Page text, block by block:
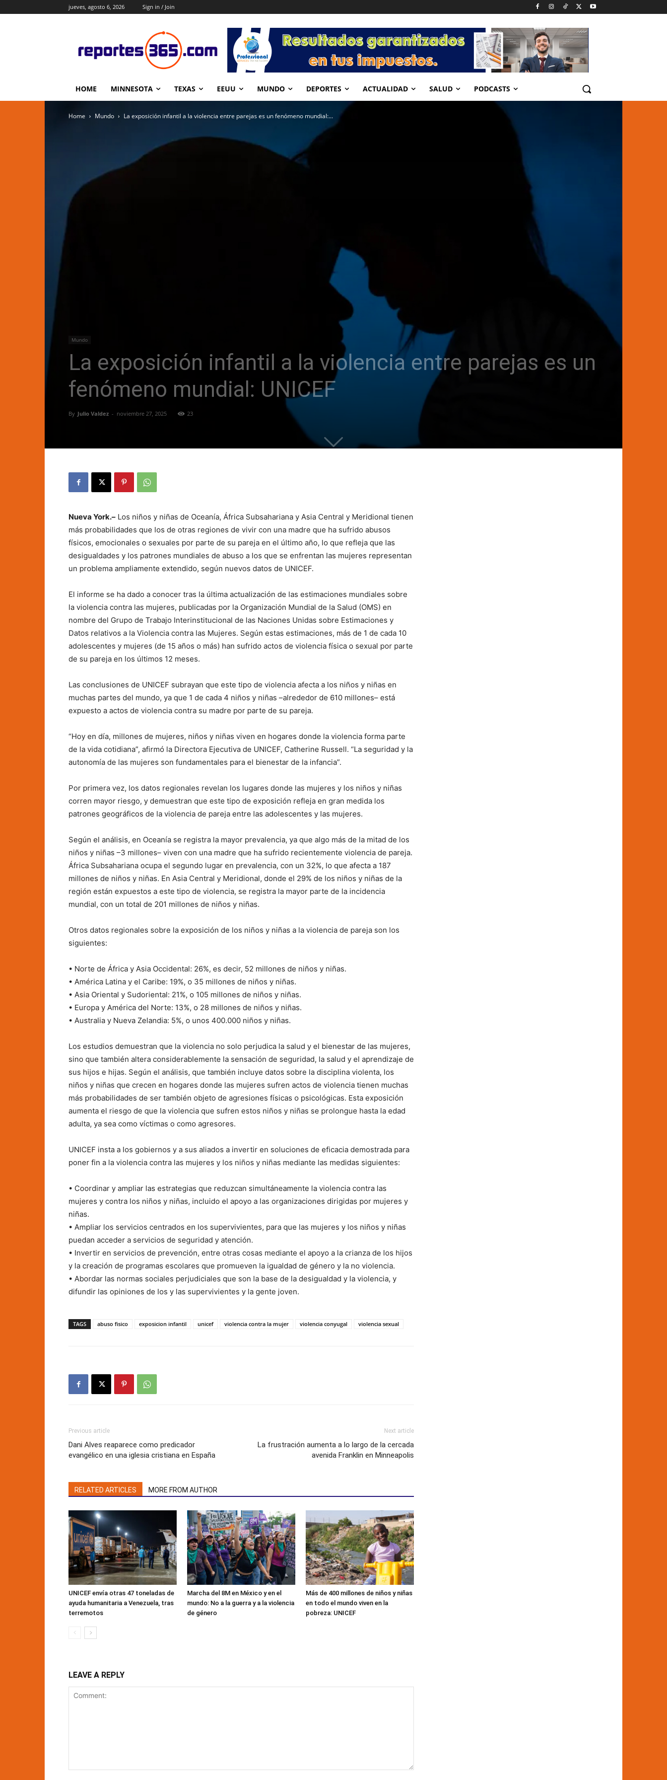
jueves, agosto 6, 2026 Sign in / Join
HOME MINNESOTA TEXAS EEUU MUNDO DEPORTES ACTUALIDAD SALUD PODCASTS
Home Mundo La exposición infantil a la violencia entre parejas es un fenómeno mundial:...
Mundo
La exposición infantil a la violencia entre parejas es un
fenómeno mundial: UNICEF
By Julio Valdez - noviembre 27, 2025 23
Nueva York.– Los niños y niñas de Oceanía, África Subsahariana y Asia Central y Meridional tienen
más probabilidades que los de otras regiones de vivir con una madre que ha sufrido abusos
físicos, emocionales o sexuales por parte de su pareja en el último año, lo que refleja que las
desigualdades y los patrones mundiales de abuso a los que se enfrentan las mujeres representan
un problema ampliamente extendido, según nuevos datos de UNICEF.
El informe se ha dado a conocer tras la última actualización de las estimaciones mundiales sobre
la violencia contra las mujeres, publicadas por la Organización Mundial de la Salud (OMS) en
nombre del Grupo de Trabajo Interinstitucional de las Naciones Unidas sobre Estimaciones y
Datos relativos a la Violencia contra las Mujeres. Según estas estimaciones, más de 1 de cada 10
adolescentes y mujeres (de 15 años o más) han sufrido actos de violencia física o sexual por parte
de su pareja en los últimos 12 meses.
Las conclusiones de UNICEF subrayan que este tipo de violencia afecta a los niños y niñas en
muchas partes del mundo, ya que 1 de cada 4 niños y niñas –alrededor de 610 millones– está
expuesto a actos de violencia contra su madre por parte de su pareja.
“Hoy en día, millones de mujeres, niños y niñas viven en hogares donde la violencia forma parte
de la vida cotidiana”, afirmó la Directora Ejecutiva de UNICEF, Catherine Russell. “La seguridad y la
autonomía de las mujeres son fundamentales para el bienestar de la infancia”.
Por primera vez, los datos regionales revelan los lugares donde las mujeres y los niños y niñas
corren mayor riesgo, y demuestran que este tipo de exposición refleja en gran medida los
patrones geográficos de la violencia de pareja entre las adolescentes y las mujeres.
Según el análisis, en Oceanía se registra la mayor prevalencia, ya que algo más de la mitad de los
niños y niñas –3 millones– viven con una madre que ha sufrido recientemente violencia de pareja.
África Subsahariana ocupa el segundo lugar en prevalencia, con un 32%, lo que afecta a 187
millones de niños y niñas. En Asia Central y Meridional, donde el 29% de los niños y niñas de la
región están expuestos a este tipo de violencia, se registra la mayor parte de la incidencia
mundial, con un total de 201 millones de niños y niñas.
Otros datos regionales sobre la exposición de los niños y niñas a la violencia de pareja son los
siguientes:
• Norte de África y Asia Occidental: 26%, es decir, 52 millones de niños y niñas.
• América Latina y el Caribe: 19%, o 35 millones de niños y niñas.
• Asia Oriental y Sudoriental: 21%, o 105 millones de niños y niñas.
• Europa y América del Norte: 13%, o 28 millones de niños y niñas.
• Australia y Nueva Zelandia: 5%, o unos 400.000 niños y niñas.
Los estudios demuestran que la violencia no solo perjudica la salud y el bienestar de las mujeres,
sino que también altera considerablemente la sensación de seguridad, la salud y el aprendizaje de
sus hijos e hijas. Según el análisis, que también incluye datos sobre la disciplina violenta, los
niños y niñas que crecen en hogares donde las mujeres sufren actos de violencia tienen muchas
más probabilidades de ser también objeto de agresiones físicas o psicológicas. Esta exposición
aumenta el riesgo de que la violencia que sufren estos niños y niñas se prolongue hasta la edad
adulta, ya sea como víctimas o como agresores.
UNICEF insta a los gobiernos y a sus aliados a invertir en soluciones de eficacia demostrada para
poner fin a la violencia contra las mujeres y los niños y niñas mediante las medidas siguientes:
• Coordinar y ampliar las estrategias que reduzcan simultáneamente la violencia contra las
mujeres y contra los niños y niñas, incluido el apoyo a las organizaciones dirigidas por mujeres y
niñas.
• Ampliar los servicios centrados en los supervivientes, para que las mujeres y los niños y niñas
puedan acceder a servicios de seguridad y atención.
• Invertir en servicios de prevención, entre otras cosas mediante el apoyo a la crianza de los hijos
y la creación de programas escolares que promueven la igualdad de género y la no violencia.
• Abordar las normas sociales perjudiciales que son la base de la desigualdad y la violencia, y
difundir las opiniones de los y las supervivientes y la gente joven.
TAGS abuso fisico exposicion infantil unicef violencia contra la mujer violencia conyugal violencia sexual
Previous article
Dani Alves reaparece como predicador
evangélico en una iglesia cristiana en España
Next article
La frustración aumenta a lo largo de la cercada
avenida Franklin en Minneapolis
RELATED ARTICLES MORE FROM AUTHOR
UNICEF envía otras 47 toneladas de
ayuda humanitaria a Venezuela, tras
terremotos
Marcha del 8M en México y en el
mundo: No a la guerra y a la violencia
de género
Más de 400 millones de niños y niñas
en todo el mundo viven en la
pobreza: UNICEF
LEAVE A REPLY